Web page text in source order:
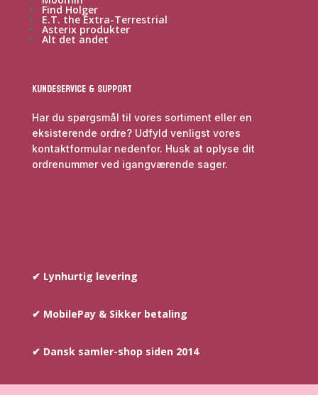
Find Holger
E.T. the Extra-Terrestrial
Asterix produkter
Alt det andet
Kundeservice & Support
Har du spørgsmål til vores sortiment eller en
eksisterende ordre? Udfyld venligst vores
kontaktformular nedenfor. Husk at oplyse dit
ordrenummer ved igangværende sager.
✔ Lynhurtig levering
✔ MobilePay & Sikker betaling
✔ Dansk samler-shop siden 2014